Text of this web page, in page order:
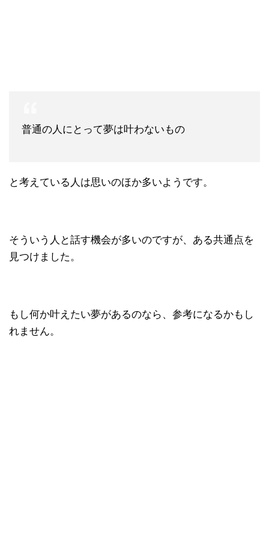
普通の人にとって夢は叶わないもの
と考えている人は思いのほか多いようです。
そういう人と話す機会が多いのですが、ある共通点を
見つけました。
もし何か叶えたい夢があるのなら、参考になるかもし
れません。